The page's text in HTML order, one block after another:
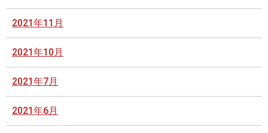
2021年11月
2021年10月
2021年7月
2021年6月